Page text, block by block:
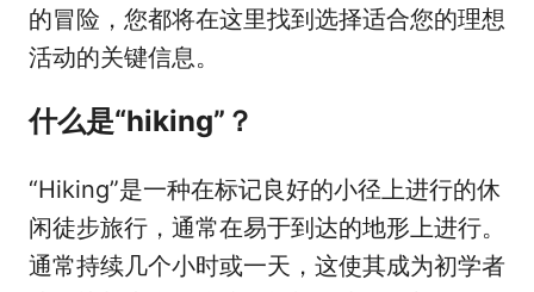
的冒险，您都将在这里找到选择适合您的理想
活动的关键信息。
什么是“hiking”？
“Hiking”是一种在标记良好的小径上进行的休
闲徒步旅行，通常在易于到达的地形上进行。
通常持续几个小时或一天，这使其成为初学者